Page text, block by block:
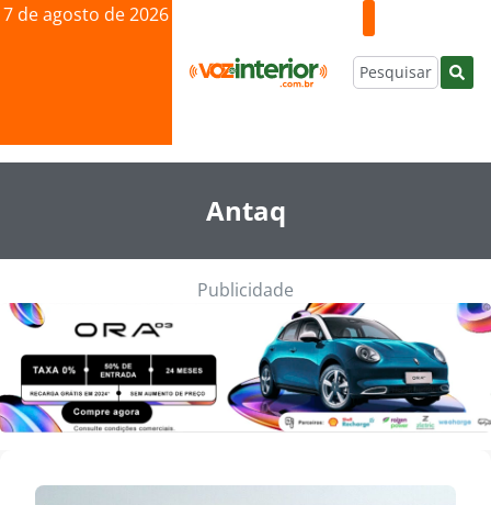
7 de agosto de 2026
Antaq
Publicidade